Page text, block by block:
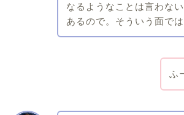
なるようなことは言わな
あるので。そういう面では
ふ